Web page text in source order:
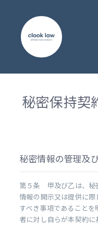
秘密保持契
秘密情報の管理及
第５条 甲及び乙は、秘
情報の開示又は提供に
すべき事項であること
者に対し自らが本契約